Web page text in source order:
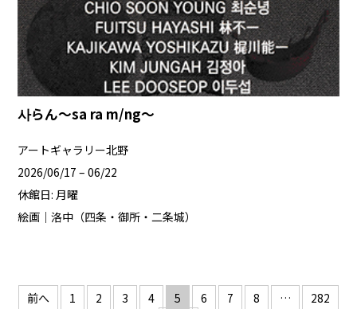
사らん～sa ra m/ng～
アートギャラリー北野
2026/06/17 – 06/22
休館日: 月曜
絵画｜洛中（四条・御所・二条城）
投
前へ 1 2 3 4 5 6 7 8 … 282